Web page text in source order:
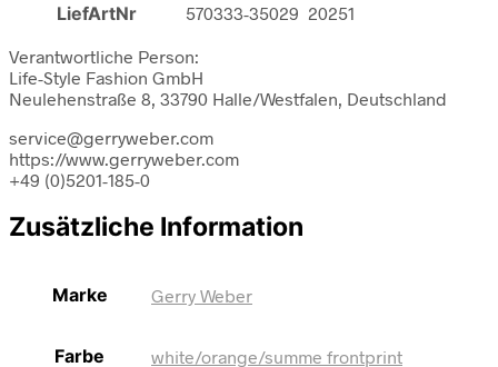
LiefArtNr 570333-35029 20251
Verantwortliche Person:
Life-Style Fashion GmbH
Neulehenstraße 8, 33790 Halle/Westfalen, Deutschland
service@gerryweber.com
https://www.gerryweber.com
+49 (0)5201-185-0
Zusätzliche Information
Marke Gerry Weber
Farbe white/orange/summe frontprint